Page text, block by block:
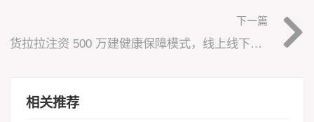
下一篇
货拉拉注资 500 万建健康保障模式，线上线下双中心护司机健康
相关推荐